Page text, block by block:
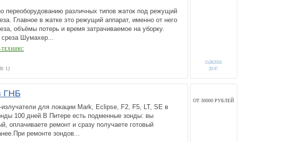
переоборудованию различных типов жаток под режущий
Главное в жатке это режущий аппарат, именно от него
объёмы потерь и время затрачиваемое на уборку.
среза Шумахер...
ТЕХНИКС
12
15.08.2016
20:47
ГНБ
для локации Mark, Eclipse, F2, F5, LT, SE в
100 дней.В Питере есть подменные зонды: вы
оплачиваете ремонт и сразу получаете готовый
ремонте зондов...
ОТ 30000 РУБЛЕЙ